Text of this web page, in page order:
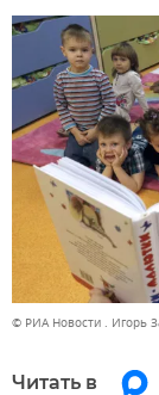
© РИА Новости . Игорь
Читать в